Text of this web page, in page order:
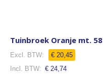
Tuinbroek Oranje mt. 58
€ 20,45
€ 24,74